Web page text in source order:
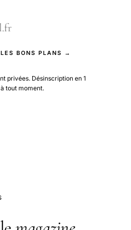
BONS PLANS →
privées. Désinscription en 1
tout moment.